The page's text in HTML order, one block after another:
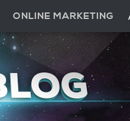
ONLINE MARKETING